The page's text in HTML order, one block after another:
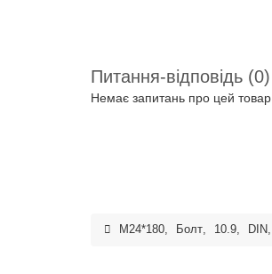
Питання-відповідь (0)
Немає запитань про цей товар.
M24*180, Болт, 10.9, DIN,